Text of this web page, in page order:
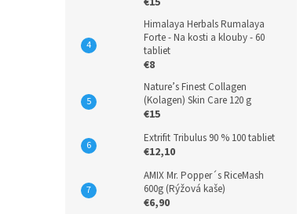
Himalaya Herbals Rumalaya
Forte - Na kosti a klouby - 60
tabliet
€8
Nature’s Finest Collagen
(Kolagen) Skin Care 120 g
€15
Extrifit Tribulus 90 % 100 tabliet
€12,10
AMIX Mr. Popper´s RiceMash
600g (Rýžová kaše)
€6,90